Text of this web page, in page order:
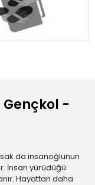
-
da insanoğlunun
İnsan yürüdüğü
Hayattan daha